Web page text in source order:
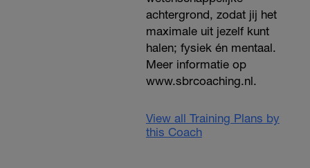
achtergrond, zodat jij het
maximale uit jezelf kunt
halen; fysiek én mentaal.
Meer informatie op
www.sbrcoaching.nl.
View all Training Plans by
this Coach